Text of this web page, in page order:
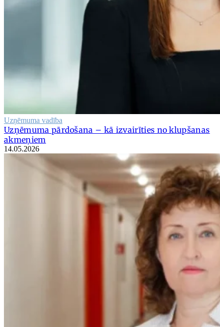
Uzņēmuma vadība
Uzņēmuma pārdošana – kā izvairīties no klupšanas
akmeņiem
14.05.2026